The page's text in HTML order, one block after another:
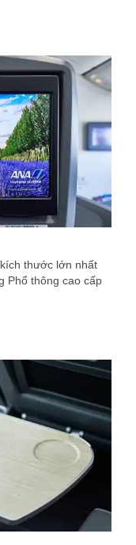
thước lớn nhất
Phổ thông cao cấp